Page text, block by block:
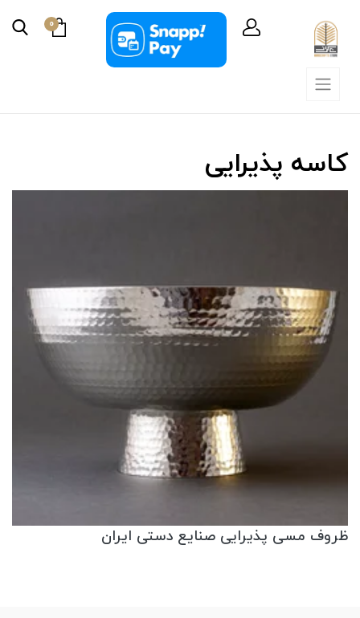
0
کاسه پذیرایی
ظروف مسی پذیرایی صنایع دستی ایران